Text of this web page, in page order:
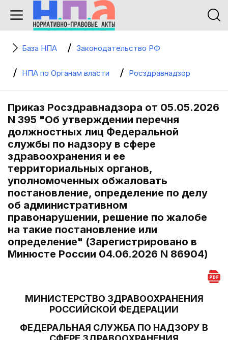
База НПА Законодательство РФ
НПА по Органам власти Росздравнадзор
Приказ Росздравнадзора от 05.05.2026
N 395 "Об утверждении перечня
должностных лиц Федеральной
службы по надзору в сфере
здравоохранения и ее
территориальных органов,
уполномоченных обжаловать
постановление, определение по делу
об административном
правонарушении, решение по жалобе
на такие постановление или
определение" (Зарегистрировано в
Минюсте России 04.06.2026 N 86904)
МИНИСТЕРСТВО ЗДРАВООХРАНЕНИЯ
РОССИЙСКОЙ ФЕДЕРАЦИИ
ФЕДЕРАЛЬНАЯ СЛУЖБА ПО НАДЗОРУ В